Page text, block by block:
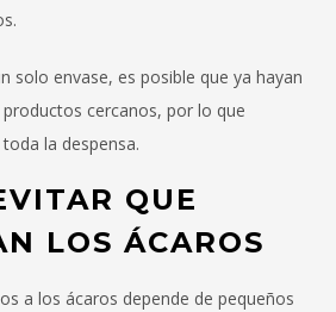
solo envase, es posible que ya hayan
cercanos, por lo que
la despensa.
QUE
LOS ÁCAROS
a los ácaros depende de pequeños